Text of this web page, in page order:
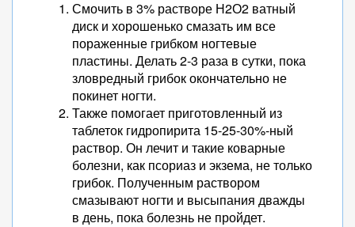
Смочить в 3% растворе Н2О2 ватный
диск и хорошенько смазать им все
пораженные грибком ногтевые
пластины. Делать 2-3 раза в сутки, пока
зловредный грибок окончательно не
покинет ногти.
Также помогает приготовленный из
таблеток гидропирита 15-25-30%-ный
раствор. Он лечит и такие коварные
болезни, как псориаз и экзема, не только
грибок. Полученным раствором
смазывают ногти и высыпания дважды
в день, пока болезнь не пройдет.